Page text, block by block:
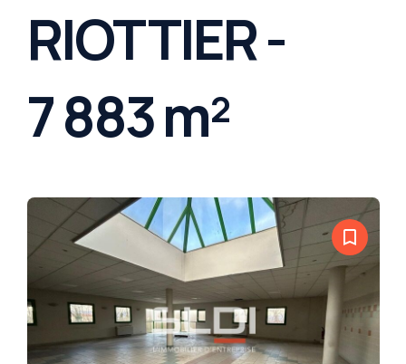
RIOTTIER -
7 883 m²
bookmark_border